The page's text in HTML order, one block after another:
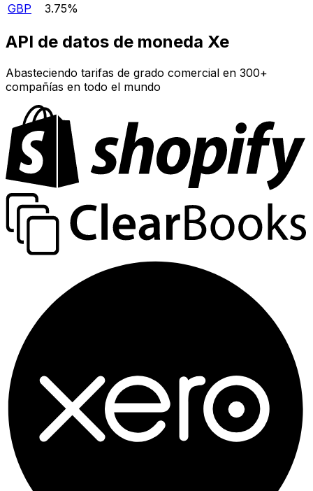
GBP
3.75%
API de datos de moneda Xe
Abasteciendo tarifas de grado comercial en 300+
compañías en todo el mundo